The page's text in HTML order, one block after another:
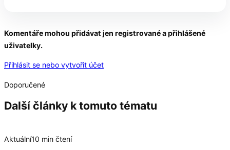
Komentáře mohou přidávat jen registrované a přihlášené
uživatelky.
Přihlásit se nebo vytvořit účet
Doporučené
Další články k tomuto tématu
Aktuální10 min čtení